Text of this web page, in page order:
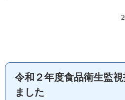
令和２年度食品衛生監
ました